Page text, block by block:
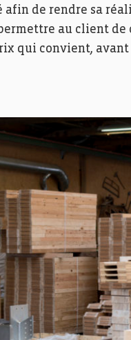
afin de rendre sa
au client
qui convient, avant